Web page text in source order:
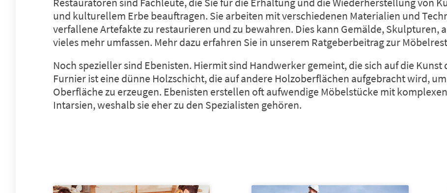
und kulturellem Erbe beauftragen. Sie arbeiten mit verschiedenen Materialien und
verfallene Artefakte zu restaurieren und zu bewahren. Dies kann Gemälde, Skulpturen,
vieles mehr umfassen. Mehr dazu erfahren Sie in unserem Ratgeberbeitrag zur
Noch spezieller sind Ebenisten. Hiermit sind Handwerker gemeint, die sich auf die
Furnier ist eine dünne Holzschicht, die auf andere Holzoberflächen aufgebracht wird,
Oberfläche zu erzeugen. Ebenisten erstellen oft aufwendige Möbelstücke mit
Intarsien, weshalb sie eher zu den Spezialisten gehören.